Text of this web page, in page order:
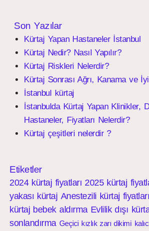
Son Yazılar
Kürtaj Yapan Hastaneler İstanbul
Kürtaj Nedir? Nasıl Yapılır?
Kürtaj Riskleri Nelerdir?
Kürtaj Sonrası Ağrı, Kanama ve
İstanbul kürtaj
İstanbulda Kürtaj Yapan Klinikler,
Hastaneler, Fiyatları Nelerdir?
Kürtaj çeşitleri nelerdir ?
Etiketler
2024 kürtaj fiyatları 2025 kürtaj
yakası kürtaj Anestezili kürtaj fiyatları
kürtaj bebek aldırma Evlilik dışı
sonlandırma Geçici kızlık zarı dikimi